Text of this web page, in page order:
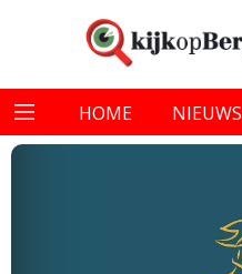
HOME NIEUWS